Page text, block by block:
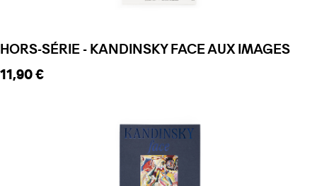
HORS-SÉRIE - KANDINSKY FACE AUX IMAGES
Prix ​​actuel
11,90 €